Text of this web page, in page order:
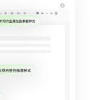
估标题吸引力，
优化建议，提前
业的公众号模板